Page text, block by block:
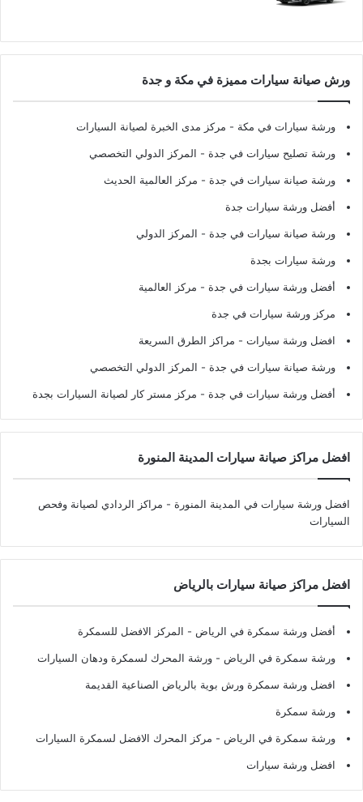
ورش صيانة سيارات مميزة في مكة و جدة
ورشة سيارات في مكة - مركز مدى الخبرة لصيانة السيارات
ورشة تصليح سيارات في جدة - المركز الدولي التخصصي
ورشة صيانة سيارات في جدة - مركز العالمية الحديث
أفضل ورشة سيارات جدة
ورشة صيانة سيارات في جدة - المركز الدولي
ورشة سيارات بجدة
أفضل ورشة سيارات في جدة - مركز العالمية
مركز ورشة سيارات في جدة
افضل ورشة سيارات - مراكز الطرق السريعة
ورشة صيانة سيارات في جدة - المركز الدولي التخصصي
أفضل ورشة سيارات في جدة - مركز مستر كار لصيانة السيارات بجدة
افضل مراكز صيانة سيارات المدينة المنورة
افضل ورشة سيارات في المدينة المنورة - مراكز الردادي لصيانة وفحص
السيارات
افضل مراكز صيانة سيارات بالرياض
أفضل ورشة سمكرة في الرياض - المركز الافضل للسمكرة
ورشة سمكرة في الرياض - ورشة المحرك لسمكرة ودهان السيارات
افضل ورشة سمكرة ورش بوية بالرياض الصناعية القديمة
ورشة سمكرة
ورشة سمكرة في الرياض - مركز المحرك الافضل لسمكرة السيارات
افضل ورشة سيارات